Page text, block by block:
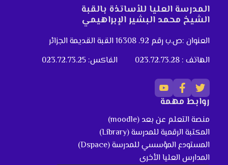
المدرسة العليا للأساتذة بالقبة
الشيخ محمد البشير الإبراهيمي
العنوان :ص.ب رقم 92. 16308 القبة القديمة الجزائر
الهاتف : 023.72.73.28
الفاكس: 023.72.73.25
روابط مهمة
منصة التعلم عن بعد (moodle)
المكتبة الرقمية للمدرسة (Library)
المستودع المؤسسي للمدرسة (Dspace)
المدارس العليا الأخرى